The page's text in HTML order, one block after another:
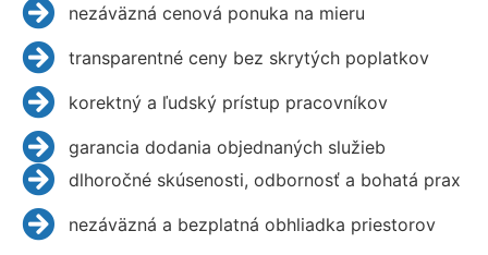
nezáväzná cenová ponuka na mieru
transparentné ceny bez skrytých poplatkov
korektný a ľudský prístup pracovníkov
garancia dodania objednaných služieb
dlhoročné skúsenosti, odbornosť a bohatá prax
nezáväzná a bezplatná obhliadka priestorov